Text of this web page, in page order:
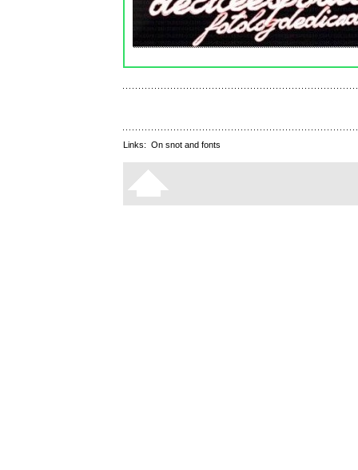
Links: On snot and fonts